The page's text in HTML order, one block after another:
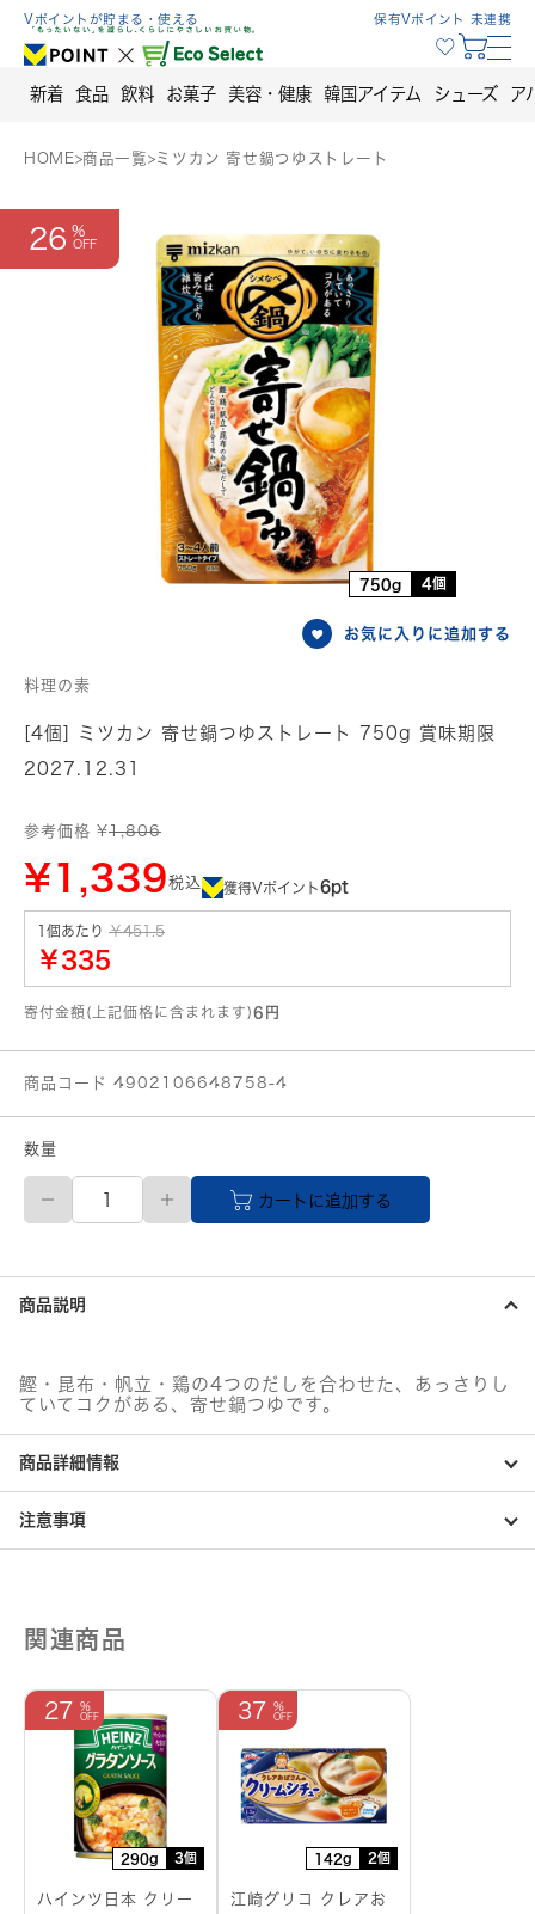
Skip
content
Vポイントが貯まる・使える 保有Vポイント 未連携
新着 食品 飲料 お菓子 美容・健康 韓国アイテム シューズ ア
HOME>商品一覧>ミツカン 寄せ鍋つゆストレート
26
750g 4個
お気に入りに追加する
料理の素
[4個] ミツカン 寄せ鍋つゆストレート 750g 賞味期限
2027.12.31
参考価格 ¥1,806
¥1,339税込 獲得Vポイント6pt
1個あたり ￥451.5
￥335
寄付金額(上記価格に含まれます)6円
商品コード 4902106648758-4
数量
ミ
カ
寄
せ
鍋
ス
ト
ト
個
カートに追加する
商品説明
鰹・昆布・帆立・鶏の4つのだしを合わせた、あっさりし
ていてコクがある、寄せ鍋つゆです。
商品詳細情報
注意事項
関連商品
290g 3個
27
ハインツ日本 クリー
142g 2個
37
江崎グリコ クレアお